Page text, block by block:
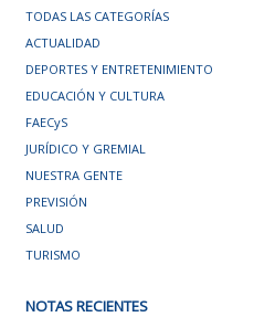
TODAS LAS CATEGORÍAS
ACTUALIDAD
DEPORTES Y ENTRETENIMIENTO
EDUCACIÓN Y CULTURA
FAECyS
JURÍDICO Y GREMIAL
NUESTRA GENTE
PREVISIÓN
SALUD
TURISMO
NOTAS RECIENTES